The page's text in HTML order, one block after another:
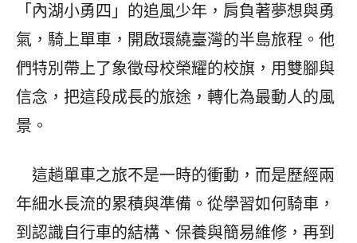
「內湖小勇四」的追風少年，肩負著夢想與勇
氣，騎上單車，開啟環繞臺灣的半島旅程。他
們特別帶上了象徵母校榮耀的校旗，用雙腳與
信念，把這段成長的旅途，轉化為最動人的風
景。
這趟單車之旅不是一時的衝動，而是歷經兩
年細水長流的累積與準備。從學習如何騎車，
到認識自行車的結構、保養與簡易維修，再到